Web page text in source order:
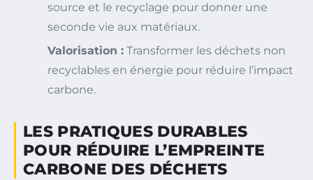
source et le recyclage pour donner une
seconde vie aux matériaux.
Valorisation : Transformer les déchets non
recyclables en énergie pour réduire l’impact
carbone.
LES PRATIQUES DURABLES
POUR RÉDUIRE L’EMPREINTE
CARBONE DES DÉCHETS